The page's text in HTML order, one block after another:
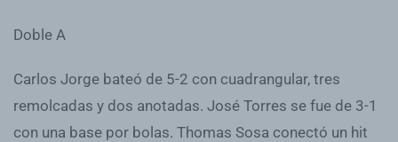
Doble A
Carlos Jorge bateó de 5-2 con cuadrangular, tres
remolcadas y dos anotadas. José Torres se fue de 3-1
con una base por bolas. Thomas Sosa conectó un hit